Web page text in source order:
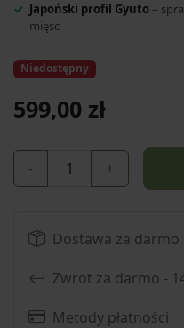
Japoński profil Gyuto –
mięso
Niedostępny
599,00 zł
- +
Dostawa za darmo
Zwrot za darmo -
Metody płatności